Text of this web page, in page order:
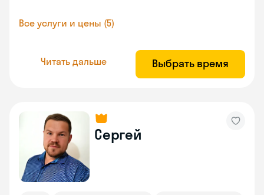
Все услуги и цены (5)
Читать дальше Выбрать время
Сергей